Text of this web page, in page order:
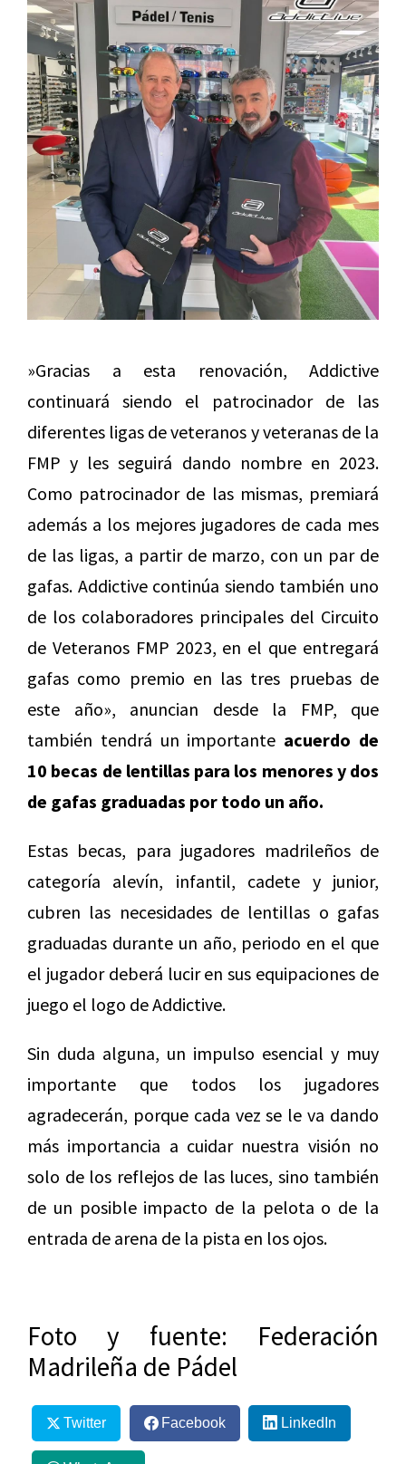
»Gracias a esta renovación, Addictive
continuará siendo el patrocinador de las
diferentes ligas de veteranos y veteranas de la
FMP y les seguirá dando nombre en 2023.
Como patrocinador de las mismas, premiará
además a los mejores jugadores de cada mes
de las ligas, a partir de marzo, con un par de
gafas. Addictive continúa siendo también uno
de los colaboradores principales del Circuito
de Veteranos FMP 2023, en el que entregará
gafas como premio en las tres pruebas de
este año», anuncian desde la FMP, que
también tendrá un importante acuerdo de
10 becas de lentillas para los menores y dos
de gafas graduadas por todo un año.
Estas becas, para jugadores madrileños de
categoría alevín, infantil, cadete y junior,
cubren las necesidades de lentillas o gafas
graduadas durante un año, periodo en el que
el jugador deberá lucir en sus equipaciones de
juego el logo de Addictive.
Sin duda alguna, un impulso esencial y muy
importante que todos los jugadores
agradecerán, porque cada vez se le va dando
más importancia a cuidar nuestra visión no
solo de los reflejos de las luces, sino también
de un posible impacto de la pelota o de la
entrada de arena de la pista en los ojos.
Foto y fuente: Federación
Madrileña de Pádel
Twitter Facebook LinkedIn